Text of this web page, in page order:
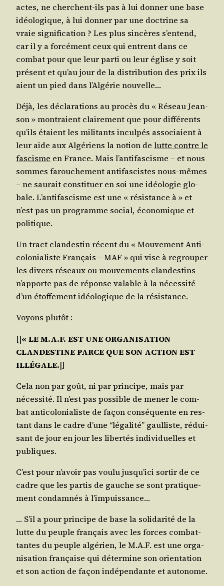
actes, ne cherchent-ils pas à lui don­ner une base
idéo­lo­gique, à lui don­ner par une doc­trine sa
vraie signi­fi­ca­tion ? Les plus sin­cères s’en­tend,
car il y a for­cé­ment ceux qui entrent dans ce
com­bat pour que leur par­ti ou leur église y soit
pré­sent et qu’au jour de la dis­tri­bu­tion des prix ils
aient un pied dans l’Al­gé­rie nouvelle…
Déjà, les décla­ra­tions au pro­cès du « Réseau Jean­
son » mon­traient clai­re­ment que pour dif­fé­rents
qu’ils étaient les mili­tants incul­pés asso­ciaient à
leur aide aux Algé­riens la notion de lutte contre le
fas­cisme en France. Mais l’an­ti­fas­cisme – et nous
sommes farou­che­ment anti­fas­cistes nous-mêmes
– ne sau­rait consti­tuer en soi une idéo­lo­gie glo­
bale. L’an­ti­fas­cisme est une « résis­tance à » et
n’est pas un pro­gramme social, éco­no­mique et
politique.
Un tract clan­des­tin récent du « Mou­ve­ment Anti­
co­lo­nia­liste Fran­çais — MAF » qui vise à regrou­per
les divers réseaux ou mou­ve­ments clan­des­tins
n’ap­porte pas de réponse valable à la néces­si­té
d’un étof­fe­ment idéo­lo­gique de la résistance.
Voyons plu­tôt :
[|« LE M.A.F. EST UNE ORGANISATION
CLANDESTINE PARCE QUE SON ACTION EST
ILLÉGALE.|]
Cela non par goût, ni par prin­cipe, mais par
néces­si­té. Il n’est pas pos­sible de mener le com­
bat anti­co­lo­nia­liste de façon consé­quente en res­
tant dans le cadre d’une “léga­li­té” gaul­liste, rédui­
sant de jour en jour les liber­tés indi­vi­duelles et
publiques.
C’est pour n’a­voir pas vou­lu jus­qu’i­ci sor­tir de ce
cadre que les par­tis de gauche se sont pra­ti­que­
ment condam­nés à l’impuissance…
… S’il a pour prin­cipe de base la soli­da­ri­té de la
lutte du peuple fran­çais avec les forces com­bat­
tantes du peuple algé­rien, le M.A.F. est une orga­
ni­sa­tion fran­çaise qui déter­mine son orien­ta­tion
et son action de façon indé­pen­dante et autonome.